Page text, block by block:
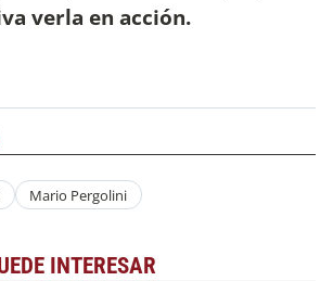
verla en acción.
Mario Pergolini
INTERESAR